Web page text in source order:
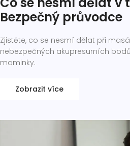
Bezpečný průvodce
Zjistěte, co se nesmí dělat při
nebezpečných akupresurních
maminky.
Zobrazit více